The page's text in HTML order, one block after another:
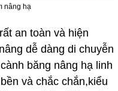
nâng hạ
an toàn và hiện
dễ dàng di chuyễn
băng nâng hạ linh
và chắc chắn,kiểu